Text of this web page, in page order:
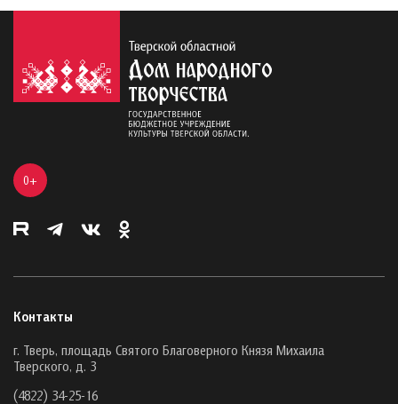
0+
Контакты
г. Тверь, площадь Святого Благоверного Князя Михаила
Тверского, д. 3
(4822) 34-25-16